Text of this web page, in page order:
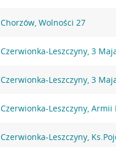
Chorzów, Wolności 27
Czerwionka-Leszczyny, 3
Czerwionka-Leszczyny, 3
Czerwionka-Leszczyny, Armii
Czerwionka-Leszczyny,